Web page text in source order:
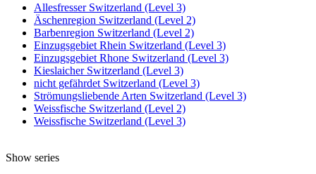
Allesfresser Switzerland (Level 3)
Äschenregion Switzerland (Level 2)
Barbenregion Switzerland (Level 2)
Einzugsgebiet Rhein Switzerland (Level 3)
Einzugsgebiet Rhone Switzerland (Level 3)
Kieslaicher Switzerland (Level 3)
nicht gefährdet Switzerland (Level 3)
Strömungsliebende Arten Switzerland (Level 3)
Weissfische Switzerland (Level 2)
Weissfische Switzerland (Level 3)
Show series